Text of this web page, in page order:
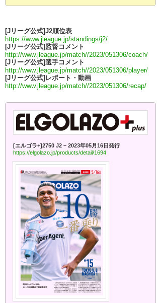
[Jリーグ公式]J2順位表
https://www.jleague.jp/standings/j2/
[Jリーグ公式]監督コメント
http://www.jleague.jp/match//2023/051306/coach/
[Jリーグ公式]選手コメント
http://www.jleague.jp/match//2023/051306/player/
[Jリーグ公式]レポート・動画
http://www.jleague.jp/match//2023/051306/recap/
[エルゴラ+]2750 J2 – 2023年05月16日発行
https://elgolazo.jp/products/detail/1694